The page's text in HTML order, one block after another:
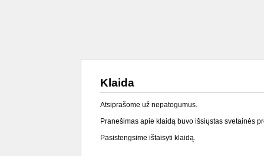
Klaida
Atsiprašome už nepatogumus.
Pranešimas apie klaidą buvo išsiųstas svetainės
Pasistengsime ištaisyti klaidą.